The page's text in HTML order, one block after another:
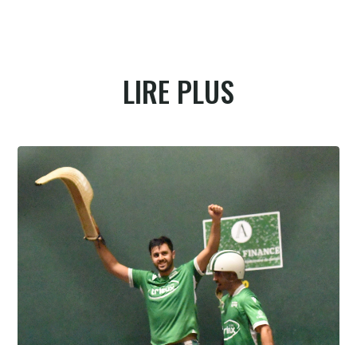
LIRE PLUS